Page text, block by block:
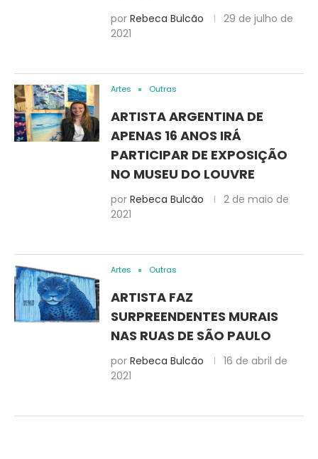
por Rebeca Bulcão
29 de julho de
2021
Artes Outras
ARTISTA ARGENTINA DE
APENAS 16 ANOS IRÁ
PARTICIPAR DE EXPOSIÇÃO
NO MUSEU DO LOUVRE
por Rebeca Bulcão
2 de maio de
2021
Artes Outras
ARTISTA FAZ
SURPREENDENTES MURAIS
NAS RUAS DE SÃO PAULO
por Rebeca Bulcão
16 de abril de
2021